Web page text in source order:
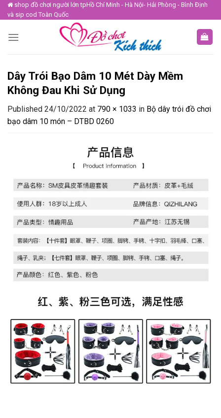
Skip
to
shop đồ chơi người lớn tpHồ Chí Minh - Hà Nội- Hải Phòng - Bình Định
và sip cod Toàn Quốc
Dây Trói Bạo Dâm 10 Mét Dày Mềm
Không Đau Khi Sử Dụng
Published 24/10/2022 at 790 × 1033 in Bộ dây trói đồ chơi
bạo dâm 10 món – DTBD 0260